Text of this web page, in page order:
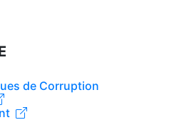
de Corruption